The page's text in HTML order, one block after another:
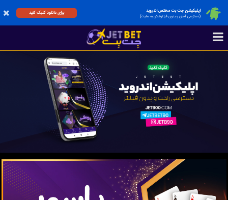
اپلیکیشن جت بت مختص اندروید
(دسترسی آسان و بدون فیلترشکن به سایت)
برای دانلود کلیک کنید